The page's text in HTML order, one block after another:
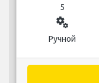
5
miscellaneous_services
Ручной